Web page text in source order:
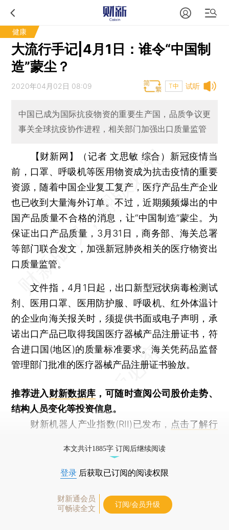
健康
大流行手记|4月1日：谁令“中国制
造”蒙尘？
试听
2020年04月02日 08:09 T中
中国已成为国际抗疫物资的重要生产国，品质争议更
事关全球抗疫协作进程，相关部门加强出口质量监管
【财新网】（记者 文思敏 综合） 新冠疫情当
前，口罩、呼吸机等医用物资成为抗击疫情的重要
资源，随着中国企业复工复产，医疗产品生产企业
也已收到大量海外订单。不过，近期频频爆出的中
国产品质量不合格的消息，让“中国制造”蒙尘。为
保证出口产品质量，3月31日，商务部、海关总署
等部门联合发文，加强新冠肺炎相关的医疗物资出
口质量监管。
文件指，4月1日起，出口新型冠状病毒检测试
剂、医用口罩、医用防护服、呼吸机、红外体温计
的企业向海关报关时，须提供书面或电子声明，承
诺出口产品已取得我国医疗器械产品注册证书，符
合进口国(地区)的质量标准要求。海关凭药品监督
管理部门批准的医疗器械产品注册证书验放。
推荐进入财新数据库 ，可随时查阅公司股价走势、
结构人员变化等投资信息。
财新机器人产业指数(RII)已发布， 点击了解行
本文共计1885字 订阅后继续阅读
登录 后获取已订阅的阅读权限
财新通会员
可畅读全文
订阅/会员升级